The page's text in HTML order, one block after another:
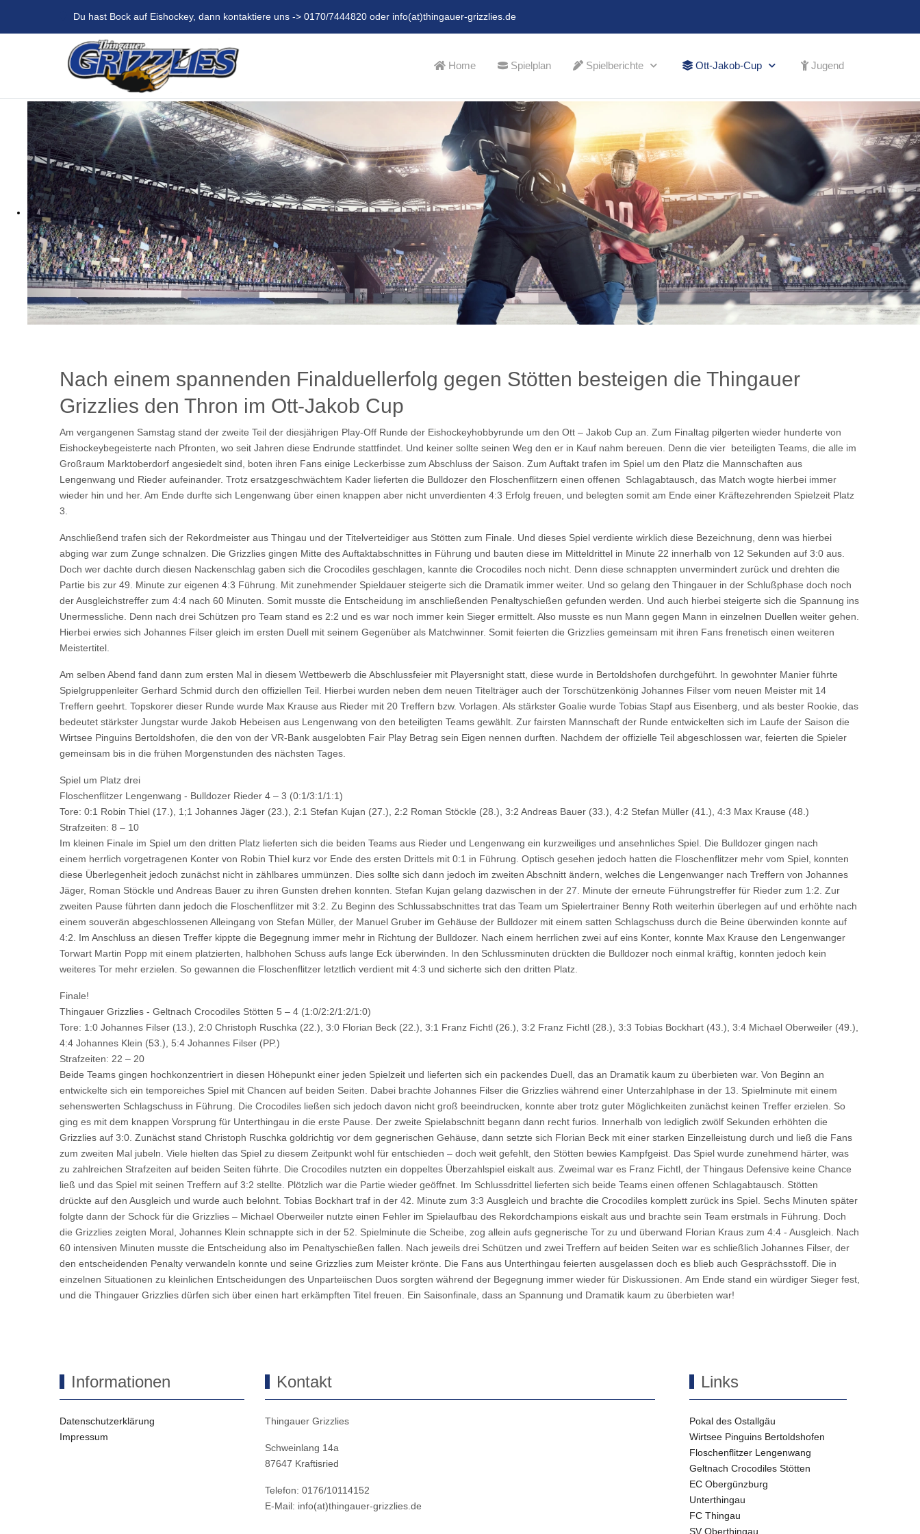
Du hast Bock auf Eishockey, dann kontaktiere uns -> 0170/7444820 oder info(at)thingauer-grizzlies.de
Home Spielplan Spielberichte Ott-Jakob-Cup Jugend
Nach einem spannenden Finalduellerfolg gegen Stötten besteigen die Thingauer
Grizzlies den Thron im Ott-Jakob Cup
Am vergangenen Samstag stand der zweite Teil der diesjährigen Play-Off Runde der Eishockeyhobbyrunde um den Ott – Jakob Cup an. Zum Finaltag pilgerten wieder hunderte von
Eishockeybegeisterte nach Pfronten, wo seit Jahren diese Endrunde stattfindet. Und keiner sollte seinen Weg den er in Kauf nahm bereuen. Denn die vier beteiligten Teams, die alle im
Großraum Marktoberdorf angesiedelt sind, boten ihren Fans einige Leckerbisse zum Abschluss der Saison. Zum Auftakt trafen im Spiel um den Platz die Mannschaften aus
Lengenwang und Rieder aufeinander. Trotz ersatzgeschwächtem Kader lieferten die Bulldozer den Floschenflitzern einen offenen Schlagabtausch, das Match wogte hierbei immer
wieder hin und her. Am Ende durfte sich Lengenwang über einen knappen aber nicht unverdienten 4:3 Erfolg freuen, und belegten somit am Ende einer Kräftezehrenden Spielzeit Platz
3.
Anschließend trafen sich der Rekordmeister aus Thingau und der Titelverteidiger aus Stötten zum Finale. Und dieses Spiel verdiente wirklich diese Bezeichnung, denn was hierbei
abging war zum Zunge schnalzen. Die Grizzlies gingen Mitte des Auftaktabschnittes in Führung und bauten diese im Mitteldrittel in Minute 22 innerhalb von 12 Sekunden auf 3:0 aus.
Doch wer dachte durch diesen Nackenschlag gaben sich die Crocodiles geschlagen, kannte die Crocodiles noch nicht. Denn diese schnappten unvermindert zurück und drehten die
Partie bis zur 49. Minute zur eigenen 4:3 Führung. Mit zunehmender Spieldauer steigerte sich die Dramatik immer weiter. Und so gelang den Thingauer in der Schlußphase doch noch
der Ausgleichstreffer zum 4:4 nach 60 Minuten. Somit musste die Entscheidung im anschließenden Penaltyschießen gefunden werden. Und auch hierbei steigerte sich die Spannung ins
Unermessliche. Denn nach drei Schützen pro Team stand es 2:2 und es war noch immer kein Sieger ermittelt. Also musste es nun Mann gegen Mann in einzelnen Duellen weiter gehen.
Hierbei erwies sich Johannes Filser gleich im ersten Duell mit seinem Gegenüber als Matchwinner. Somit feierten die Grizzlies gemeinsam mit ihren Fans frenetisch einen weiteren
Meistertitel.
Am selben Abend fand dann zum ersten Mal in diesem Wettbewerb die Abschlussfeier mit Playersnight statt, diese wurde in Bertoldshofen durchgeführt. In gewohnter Manier führte
Spielgruppenleiter Gerhard Schmid durch den offiziellen Teil. Hierbei wurden neben dem neuen Titelträger auch der Torschützenkönig Johannes Filser vom neuen Meister mit 14
Treffern geehrt. Topskorer dieser Runde wurde Max Krause aus Rieder mit 20 Treffern bzw. Vorlagen. Als stärkster Goalie wurde Tobias Stapf aus Eisenberg, und als bester Rookie, das
bedeutet stärkster Jungstar wurde Jakob Hebeisen aus Lengenwang von den beteiligten Teams gewählt. Zur fairsten Mannschaft der Runde entwickelten sich im Laufe der Saison die
Wirtsee Pinguins Bertoldshofen, die den von der VR-Bank ausgelobten Fair Play Betrag sein Eigen nennen durften. Nachdem der offizielle Teil abgeschlossen war, feierten die Spieler
gemeinsam bis in die frühen Morgenstunden des nächsten Tages.
Spiel um Platz drei
Floschenflitzer Lengenwang - Bulldozer Rieder 4 – 3 (0:1/3:1/1:1)
Tore: 0:1 Robin Thiel (17.), 1;1 Johannes Jäger (23.), 2:1 Stefan Kujan (27.), 2:2 Roman Stöckle (28.), 3:2 Andreas Bauer (33.), 4:2 Stefan Müller (41.), 4:3 Max Krause (48.)
Strafzeiten: 8 – 10
Im kleinen Finale im Spiel um den dritten Platz lieferten sich die beiden Teams aus Rieder und Lengenwang ein kurzweiliges und ansehnliches Spiel. Die Bulldozer gingen nach
einem herrlich vorgetragenen Konter von Robin Thiel kurz vor Ende des ersten Drittels mit 0:1 in Führung. Optisch gesehen jedoch hatten die Floschenflitzer mehr vom Spiel, konnten
diese Überlegenheit jedoch zunächst nicht in zählbares ummünzen. Dies sollte sich dann jedoch im zweiten Abschnitt ändern, welches die Lengenwanger nach Treffern von Johannes
Jäger, Roman Stöckle und Andreas Bauer zu ihren Gunsten drehen konnten. Stefan Kujan gelang dazwischen in der 27. Minute der erneute Führungstreffer für Rieder zum 1:2. Zur
zweiten Pause führten dann jedoch die Floschenflitzer mit 3:2. Zu Beginn des Schlussabschnittes trat das Team um Spielertrainer Benny Roth weiterhin überlegen auf und erhöhte nach
einem souverän abgeschlossenen Alleingang von Stefan Müller, der Manuel Gruber im Gehäuse der Bulldozer mit einem satten Schlagschuss durch die Beine überwinden konnte auf
4:2. Im Anschluss an diesen Treffer kippte die Begegnung immer mehr in Richtung der Bulldozer. Nach einem herrlichen zwei auf eins Konter, konnte Max Krause den Lengenwanger
Torwart Martin Popp mit einem platzierten, halbhohen Schuss aufs lange Eck überwinden. In den Schlussminuten drückten die Bulldozer noch einmal kräftig, konnten jedoch kein
weiteres Tor mehr erzielen. So gewannen die Floschenflitzer letztlich verdient mit 4:3 und sicherte sich den dritten Platz.
Finale!
Thingauer Grizzlies - Geltnach Crocodiles Stötten 5 – 4 (1:0/2:2/1:2/1:0)
Tore: 1:0 Johannes Filser (13.), 2:0 Christoph Ruschka (22.), 3:0 Florian Beck (22.), 3:1 Franz Fichtl (26.), 3:2 Franz Fichtl (28.), 3:3 Tobias Bockhart (43.), 3:4 Michael Oberweiler (49.),
4:4 Johannes Klein (53.), 5:4 Johannes Filser (PP.)
Strafzeiten: 22 – 20
Beide Teams gingen hochkonzentriert in diesen Höhepunkt einer jeden Spielzeit und lieferten sich ein packendes Duell, das an Dramatik kaum zu überbieten war. Von Beginn an
entwickelte sich ein temporeiches Spiel mit Chancen auf beiden Seiten. Dabei brachte Johannes Filser die Grizzlies während einer Unterzahlphase in der 13. Spielminute mit einem
sehenswerten Schlagschuss in Führung. Die Crocodiles ließen sich jedoch davon nicht groß beeindrucken, konnte aber trotz guter Möglichkeiten zunächst keinen Treffer erzielen. So
ging es mit dem knappen Vorsprung für Unterthingau in die erste Pause. Der zweite Spielabschnitt begann dann recht furios. Innerhalb von lediglich zwölf Sekunden erhöhten die
Grizzlies auf 3:0. Zunächst stand Christoph Ruschka goldrichtig vor dem gegnerischen Gehäuse, dann setzte sich Florian Beck mit einer starken Einzelleistung durch und ließ die Fans
zum zweiten Mal jubeln. Viele hielten das Spiel zu diesem Zeitpunkt wohl für entschieden – doch weit gefehlt, den Stötten bewies Kampfgeist. Das Spiel wurde zunehmend härter, was
zu zahlreichen Strafzeiten auf beiden Seiten führte. Die Crocodiles nutzten ein doppeltes Überzahlspiel eiskalt aus. Zweimal war es Franz Fichtl, der Thingaus Defensive keine Chance
ließ und das Spiel mit seinen Treffern auf 3:2 stellte. Plötzlich war die Partie wieder geöffnet. Im Schlussdrittel lieferten sich beide Teams einen offenen Schlagabtausch. Stötten
drückte auf den Ausgleich und wurde auch belohnt. Tobias Bockhart traf in der 42. Minute zum 3:3 Ausgleich und brachte die Crocodiles komplett zurück ins Spiel. Sechs Minuten später
folgte dann der Schock für die Grizzlies – Michael Oberweiler nutzte einen Fehler im Spielaufbau des Rekordchampions eiskalt aus und brachte sein Team erstmals in Führung. Doch
die Grizzlies zeigten Moral, Johannes Klein schnappte sich in der 52. Spielminute die Scheibe, zog allein aufs gegnerische Tor zu und überwand Florian Kraus zum 4:4 - Ausgleich. Nach
60 intensiven Minuten musste die Entscheidung also im Penaltyschießen fallen. Nach jeweils drei Schützen und zwei Treffern auf beiden Seiten war es schließlich Johannes Filser, der
den entscheidenden Penalty verwandeln konnte und seine Grizzlies zum Meister krönte. Die Fans aus Unterthingau feierten ausgelassen doch es blieb auch Gesprächsstoff. Die in
einzelnen Situationen zu kleinlichen Entscheidungen des Unparteiischen Duos sorgten während der Begegnung immer wieder für Diskussionen. Am Ende stand ein würdiger Sieger fest,
und die Thingauer Grizzlies dürfen sich über einen hart erkämpften Titel freuen. Ein Saisonfinale, dass an Spannung und Dramatik kaum zu überbieten war!
Informationen
Datenschutzerklärung
Impressum
Kontakt
Thingauer Grizzlies
Schweinlang 14a
87647 Kraftisried
Telefon: 0176/10114152
E-Mail: info(at)thingauer-grizzlies.de
Links
Pokal des Ostallgäu
Wirtsee Pinguins Bertoldshofen
Floschenflitzer Lengenwang
Geltnach Crocodiles Stötten
EC Obergünzburg
Unterthingau
FC Thingau
SV Oberthingau